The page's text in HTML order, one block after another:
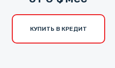
КУПИТЬ В КРЕДИТ